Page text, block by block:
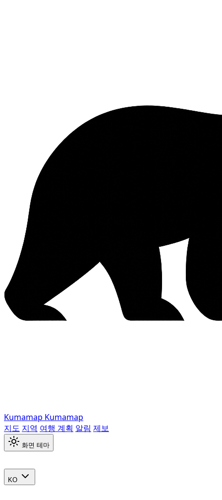
Kumamap Kumamap
지도 지역 여행 계획 알림 제보
화면 테마
KO